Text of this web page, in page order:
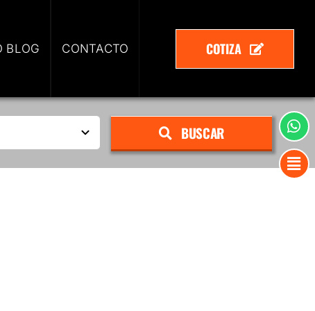
BLOG CONTACTO COTIZA
BUSCAR